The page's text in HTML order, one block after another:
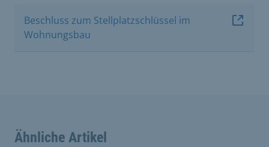
Beschluss zum Stellplatzschlüssel im
Wohnungsbau
Ähnliche Artikel